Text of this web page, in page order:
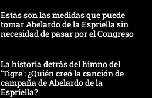
Estas son las medidas que puede
tomar Abelardo de la Espriella sin
necesidad de pasar por el Congreso
La historia detrás del himno del
'Tigre': ¿Quién creó la canción de
campaña de Abelardo de la
Espriella?